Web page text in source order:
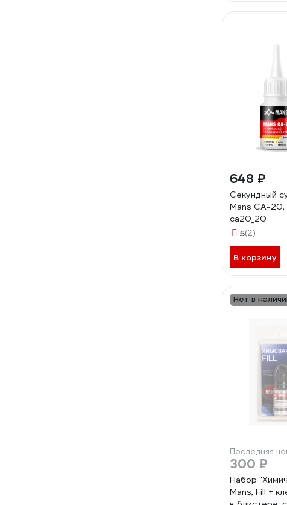
648 ₽
Секундный
Mans CA-20,
ca20_20
5(2)
В корзину
Нет в
Последняя
300 ₽
Набор
Mans, Fill +